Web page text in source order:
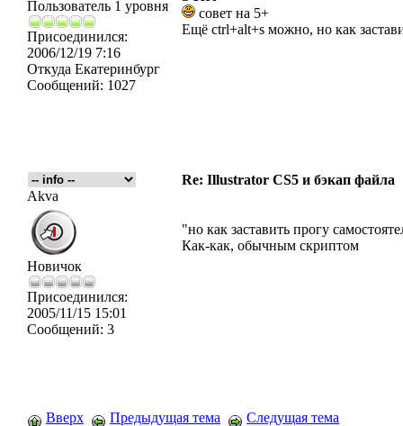
Пользователь 1 уровня
Присоединился:
2006/12/19 7:16
Откуда Екатеринбург
Сообщений: 1027
совет на 5+
Eщё ctrl+alt+s можно, но как
Re: Illustrator CS5 и бэкап файла
Akva
Новичок
Присоединился:
2005/11/15 15:01
Сообщений: 3
"но как заставить прогу
Как-как, обычным скриптом
Вверх Предыдущая тема Следущая тема